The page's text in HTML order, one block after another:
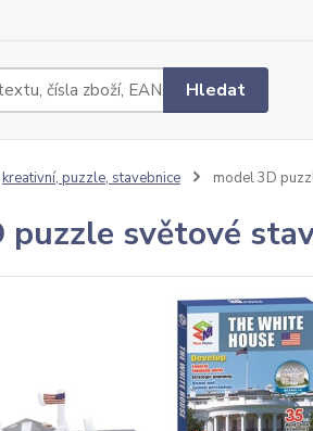
Hledat
kreativní, puzzle, stavebnice model 3D
puzzle světové